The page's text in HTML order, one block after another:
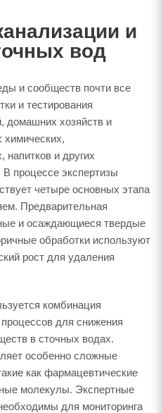
и
вод
и сообществ почти все
и тестирования
домашних хозяйств и
и других
процессе экспертизы
четыре основных этапа
Предварительная
и осаждающиеся твердые
обработки используют
рост для удаления
комбинация
для снижения
в сточных водах.
особенно сложные
как фармацевтические
молекулы. Экспертные
для мониторинга